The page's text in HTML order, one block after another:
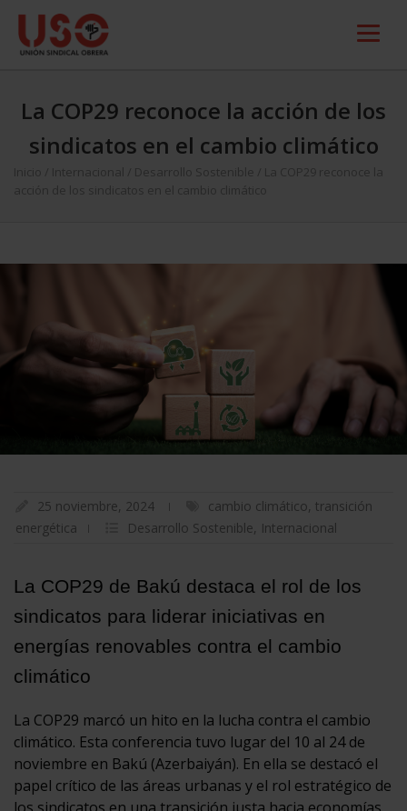
La COP29 reconoce la acción de los
sindicatos en el cambio climático
Inicio Internacional Desarrollo Sostenible
La COP29 reconoce la
acción de los sindicatos en el cambio climático
25 noviembre, 2024 cambio climático, transición
energética
Desarrollo Sostenible, Internacional
La COP29 de Bakú destaca el rol de los
sindicatos para liderar iniciativas en
energías renovables contra el cambio
climático
La COP29 marcó un hito en la lucha contra el cambio
climático. Esta conferencia tuvo lugar del 10 al 24 de
noviembre en Bakú (Azerbaiyán). En ella se destacó el
papel crítico de las áreas urbanas y el rol estratégico de